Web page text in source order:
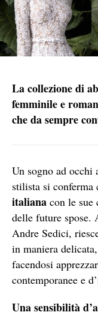
La collezione di
femminile e
che da sempre
Un sogno ad
stilista si conferma
italiana con le sue
delle future
Andre Sedici,
in maniera
facendosi
contemporanee e
Una sensibilità